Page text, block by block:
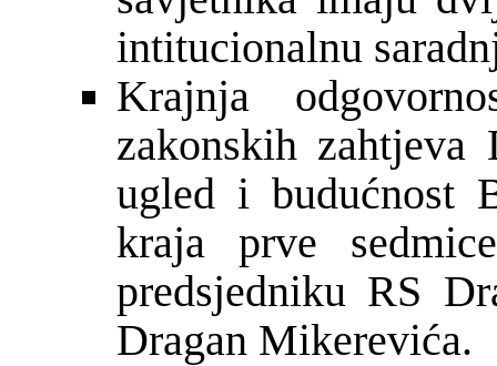
intitucionalnu
Krajnja
zakonskih
ugled i budućnost
kraja prve
predsjedniku RS
Dragan Mikerevića.